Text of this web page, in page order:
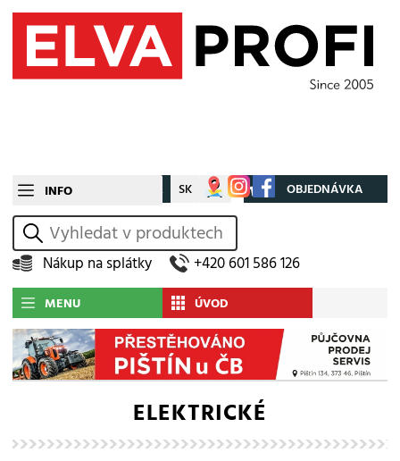
INFO CZ SK Můj účet OBJEDNÁVKA
vyhledat
Nákup na splátky +420 601 586 126
MENU ÚVOD
ELEKTRICKÉ